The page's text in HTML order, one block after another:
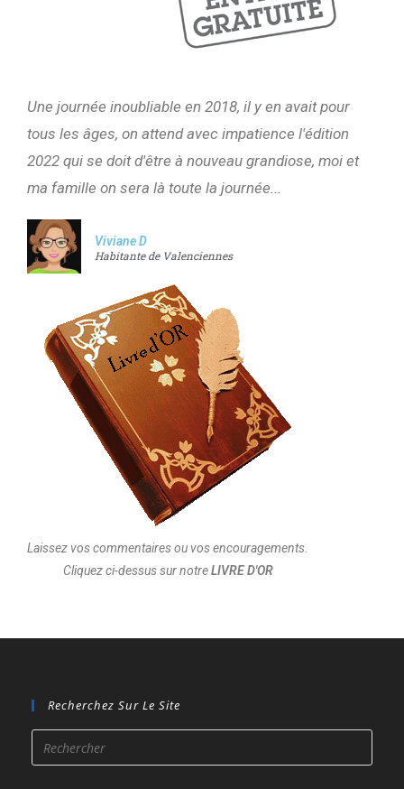
Une journée inoubliable en 2018, il y en avait pour
tous les âges, on attend avec impatience l'édition
2022 qui se doit d'être à nouveau grandiose, moi et
ma famille on sera là toute la journée...
Viviane D
Habitante de Valenciennes
Laissez vos commentaires ou vos encouragements.
Cliquez ci-dessus sur notreLIVRE D'OR
Recherchez Sur Le Site